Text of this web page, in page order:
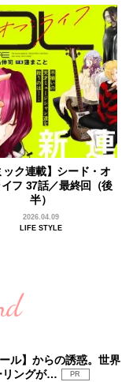
ック連載】シード・オ
フ 37話／最終回（後
半）
2026.04.09
LIFE STYLE
ル】からの誘惑。世界
リングが…
PR